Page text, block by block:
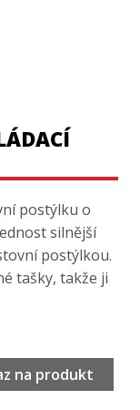
postýlku o
silnější
postýlkou.
tašky, takže ji
na produkt